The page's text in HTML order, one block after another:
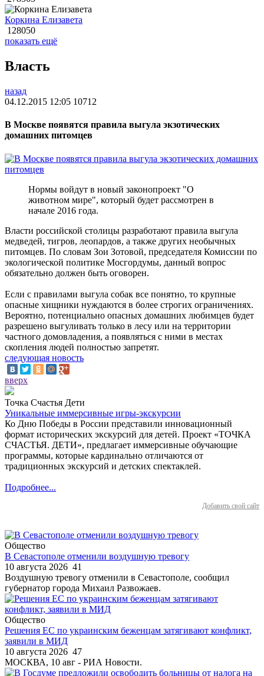
Коркина Елизавета
128050
показать ещё
Власть
назад
04.12.2015 12:05 10712
В Москве появятся правила выгула экзотических
домашних питомцев
Нормы войдут в новый законопроект "О
животном мире", который будет рассмотрен в
начале 2016 года.
Власти российской столицы разработают правила выгула
медведей, тигров, леопардов, а также других необычных
питомцев. По словам Зои Зотовой, председателя Комиссии по
экологической политике Мосгордумы, данный вопрос
обязательно должен быть оговорен.
Если с правилами выгула собак все понятно, то крупные
опасные хищники нуждаются в более строгих ограничениях.
Вероятно, потенциально опасных домашних любимцев будет
разрешено выгуливать только в лесу или на территории
частного домовладения, а появляться с ними в местах
скопления людей полностью запретят.
следующая новость
вверх
Точка Счастья Дети
Уникальные иммерсивные игры-экскурсии
Ко Дню Победы в России представили инновационный
формат исторических экскурсий для детей. Проект «ТОЧКА
СЧАСТЬЯ. ДЕТИ», предлагает иммерсивные обучающие
программы, которые кардинально отличаются от
традиционных экскурсий и детских спектаклей.
Подробнее...
Добавить свой сайт
Общество
В Севастополе отменили воздушную тревогу
10 августа 2026 41
Воздушную тревогу отменили в Севастополе, сообщил
губернатор города Михаил Развожаев.
Общество
Решения ЕС по украинским беженцам затягивают конфликт,
заявили в МИД
10 августа 2026 47
МОСКВА, 10 авг - РИА Новости.